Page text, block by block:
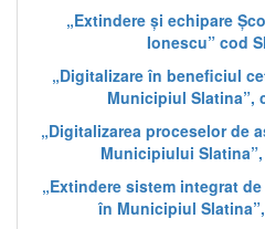
„Extindere și echipare
Ionescu” cod
„Digitalizare în beneficiul
Municipiul Slatina”,
„Digitalizarea proceselor de
Municipiului Slatina”,
„Extindere sistem integrat
în Municipiul